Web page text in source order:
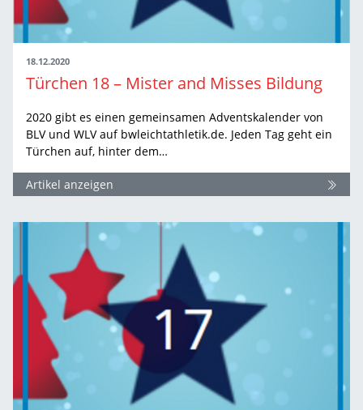
18.12.2020
Türchen 18 – Mister and Misses Bildung
2020 gibt es einen gemeinsamen Adventskalender von
BLV und WLV auf bwleichtathletik.de. Jeden Tag geht ein
Türchen auf, hinter dem…
Artikel anzeigen